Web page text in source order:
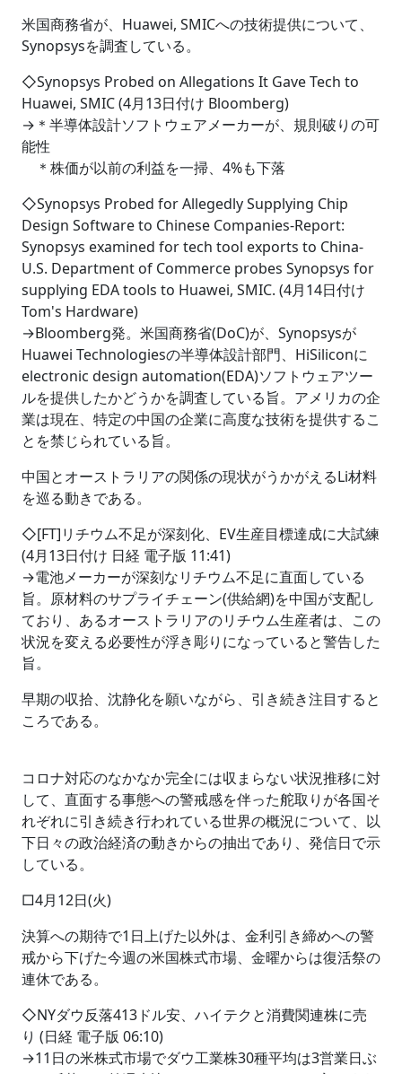
米国商務省が、Huawei, SMICへの技術提供について、
Synopsysを調査している。
◇Synopsys Probed on Allegations It Gave Tech to
Huawei, SMIC (4月13日付け Bloomberg)
→＊半導体設計ソフトウェアメーカーが、規則破りの可
能性
＊株価が以前の利益を一掃、4%も下落
◇Synopsys Probed for Allegedly Supplying Chip
Design Software to Chinese Companies-Report:
Synopsys examined for tech tool exports to China-
U.S. Department of Commerce probes Synopsys for
supplying EDA tools to Huawei, SMIC. (4月14日付け
Tom's Hardware)
→Bloomberg発。米国商務省(DoC)が、Synopsysが
Huawei Technologiesの半導体設計部門、HiSiliconに
electronic design automation(EDA)ソフトウェアツー
ルを提供したかどうかを調査している旨。アメリカの企
業は現在、特定の中国の企業に高度な技術を提供するこ
とを禁じられている旨。
中国とオーストラリアの関係の現状がうかがえるLi材料
を巡る動きである。
◇[FT]リチウム不足が深刻化、EV生産目標達成に大試練
(4月13日付け 日経 電子版 11:41)
→電池メーカーが深刻なリチウム不足に直面している
旨。原材料のサプライチェーン(供給網)を中国が支配し
ており、あるオーストラリアのリチウム生産者は、この
状況を変える必要性が浮き彫りになっていると警告した
旨。
早期の収拾、沈静化を願いながら、引き続き注目すると
ころである。
コロナ対応のなかなか完全には収まらない状況推移に対
して、直面する事態への警戒感を伴った舵取りが各国そ
れぞれに引き続き行われている世界の概況について、以
下日々の政治経済の動きからの抽出であり、発信日で示
している。
□4月12日(火)
決算への期待で1日上げた以外は、金利引き締めへの警
戒から下げた今週の米国株式市場、金曜からは復活祭の
連休である。
◇NYダウ反落413ドル安、ハイテクと消費関連株に売
り (日経 電子版 06:10)
→11日の米株式市場でダウ工業株30種平均は3営業日ぶ